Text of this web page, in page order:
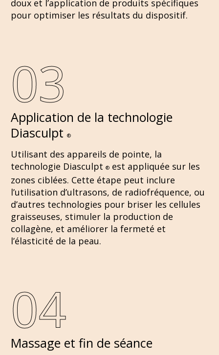
doux et l’application de produits spécifiques
pour optimiser les résultats du dispositif.
03
Application de la technologie
Diasculpt®
Utilisant des appareils de pointe, la
technologie Diasculpt® est appliquée sur les
zones ciblées. Cette étape peut inclure
l’utilisation d’ultrasons, de radiofréquence, ou
d’autres technologies pour briser les cellules
graisseuses, stimuler la production de
collagène, et améliorer la fermeté et
l’élasticité de la peau.
04
Massage et fin de séance